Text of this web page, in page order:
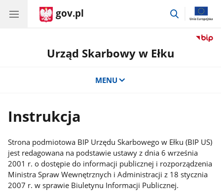
gov.pl
przejdź
Urząd Skarbowy w Ełku
MENU
Instrukcja
Strona podmiotowa BIP Urzędu Skarbowego w Ełku (BIP US)
jest redagowana na podstawie ustawy z dnia 6 września
2001 r. o dostępie do informacji publicznej i rozporządzenia
Ministra Spraw Wewnętrznych i Administracji z 18 stycznia
2007 r. w sprawie Biuletynu Informacji Publicznej.